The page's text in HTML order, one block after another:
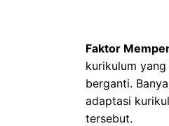
Faktor
kurikulum
berganti.
adaptasi
tersebut.